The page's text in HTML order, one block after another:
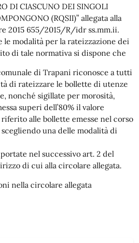
DI CIASCUNO DEI SINGOLI
(RQSII)” allegata alla
2015 655/2015/R/idr ss.mm.ii.
le modalità per la rateizzazione dei
di tale normativa si dispone che
di Trapani riconosce a tutti
di rateizzare le bollette di utenze
nonché sigillate per morosità,
superi dell’80% il valore
alle bollette emesse nel corso
una delle modalità di
nel successivo art. 2 del
di cui alla circolare allegata.
nella circolare allegata